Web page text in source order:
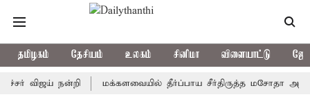
தமிழகம் தேசியம் உலகம் சினிமா விளையாட்டு
நன்றி மக்களவையில் தீர்ப்பாய சீர்திருத்த மசோதா அறிமுகம்